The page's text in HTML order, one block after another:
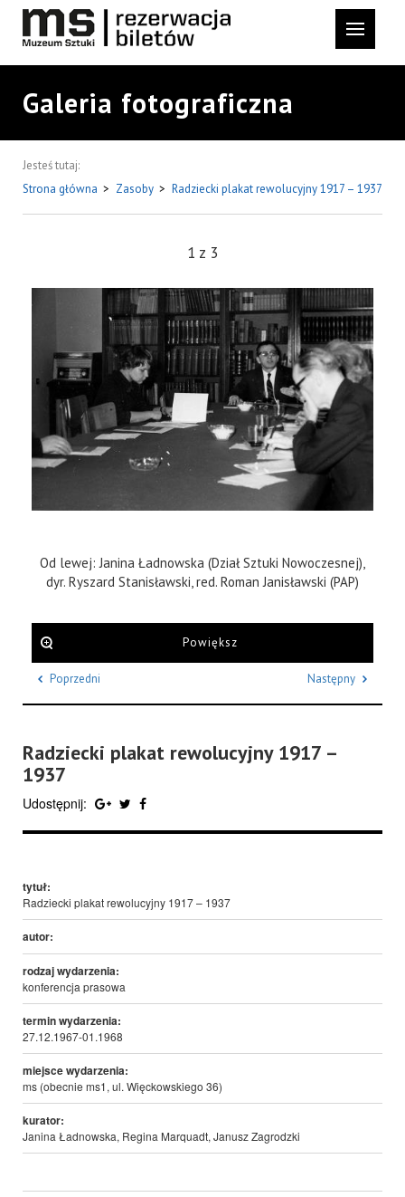
Galeria fotograficzna
Jesteś tutaj:
Strona główna > Zasoby > Radziecki plakat rewolucyjny 1917 – 1937
1 z 3
Od lewej: Janina Ładnowska (Dział Sztuki Nowoczesnej),
dyr. Ryszard Stanisławski, red. Roman Janisławski (PAP)
Powiększ
Poprzedni Następny
Radziecki plakat rewolucyjny 1917 –
1937
Udostępnij:
tytuł:
Radziecki plakat rewolucyjny 1917 – 1937
autor:
rodzaj wydarzenia:
konferencja prasowa
termin wydarzenia:
27.12.1967-01.1968
miejsce wydarzenia:
ms (obecnie ms1, ul. Więckowskiego 36)
kurator:
Janina Ładnowska, Regina Marquadt, Janusz Zagrodzki